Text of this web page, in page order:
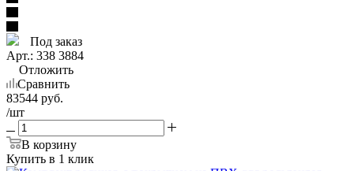
Под заказ
Арт.: 338 3884
Отложить
Сравнить
83544 руб.
/шт
В корзину
Купить в 1 клик